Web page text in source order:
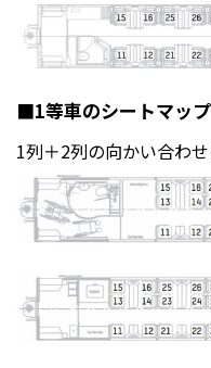
■1等車のシートマップ
1列＋2列の向かい合わせ